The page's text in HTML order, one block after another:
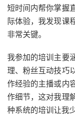
短时间内帮你掌握
际体验，我发现课
非常关键。
我参加的培训主要
理、粉丝互动技巧
作经验的主播或内
作细节，这对我理
种系统的培训让我